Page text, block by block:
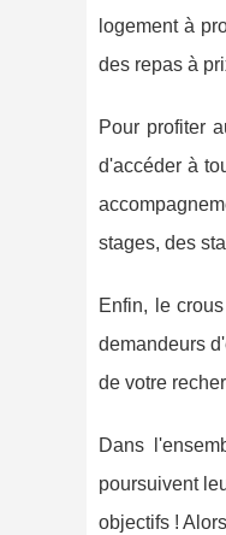
logement à
des repas à
Pour profiter
d'accéder à
stages, des
Enfin, le
demandeurs
de votre
Dans
poursuivent
objectifs !